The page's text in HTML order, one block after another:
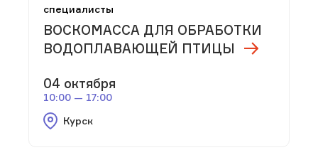
специалисты
ВОСКОМАССА ДЛЯ ОБРАБОТКИ
ВОДОПЛАВАЮЩЕЙ ПТИЦЫ
04 октября
10:00 — 17:00
Курск